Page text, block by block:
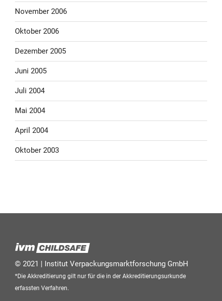
November 2006
Oktober 2006
Dezember 2005
Juni 2005
Juli 2004
Mai 2004
April 2004
Oktober 2003
© 2021 | Institut Verpackungsmarktforschung GmbH
*Die Akkreditierung gilt nur für die in der Akkreditierungsurkunde
erfassten Verfahren.